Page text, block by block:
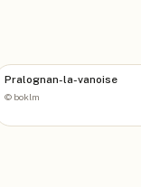
Pralognan-la-vanoise
© boklm